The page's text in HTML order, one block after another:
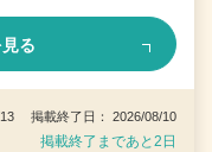
る
13 掲載終了日： 2026/08/10
掲載終了まであと2日